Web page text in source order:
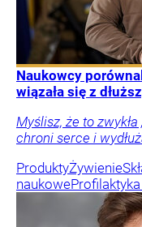
Naukowcy
wiązała się z
Myślisz, że to
chroni serce i
ProduktyŻywienie
naukowe